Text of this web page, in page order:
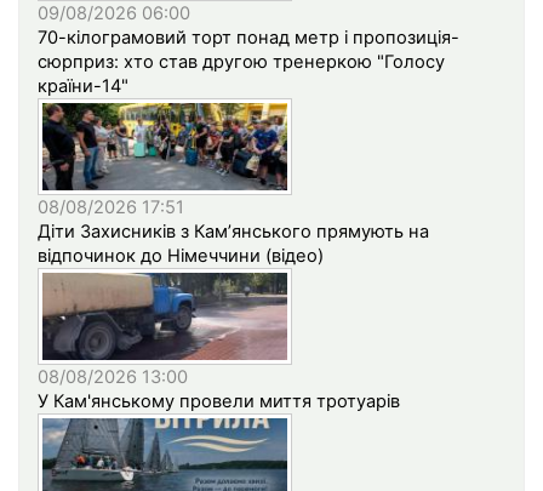
09/08/2026 06:00
70-кілограмовий торт понад метр і пропозиція-
сюрприз: хто став другою тренеркою "Голосу
країни-14"
08/08/2026 17:51
Діти Захисників з Кам’янського прямують на
відпочинок до Німеччини (відео)
08/08/2026 13:00
У Кам'янському провели миття тротуарів